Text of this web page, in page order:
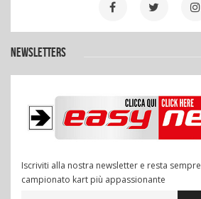
NEWSLETTERS
Iscriviti alla nostra newsletter e resta
campionato kart più appassionante